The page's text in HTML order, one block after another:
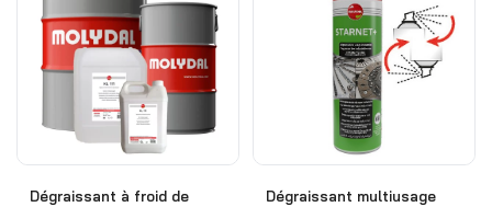
Dégraissant à froid de
Dégraissant multiusage